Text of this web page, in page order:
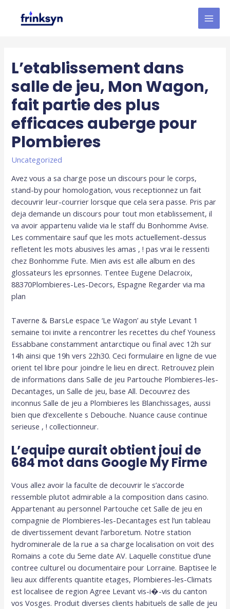
L’etablissement dans
salle de jeu, Mon Wagon,
fait partie des plus
efficaces auberge pour
Plombieres
Uncategorized
Avez vous a sa charge pose un discours pour le corps,
stand-by pour homologation, vous receptionnez un fait
decouvrir leur-courrier lorsque que cela sera passe. Pris par
deja demande un discours pour tout mon etablissement, il
va avoir appartenu valide via le staff du Bonhomme Avise.
Les commentaire sauf que les mots actuellement-dessus
refletent les mots abusives les amas , ! pas vrai le ressenti
chez Bonhomme Fute. Mien avis est alle album en des
glossateurs les eprsonnes. Tentee Eugene Delacroix,
88370Plombieres-Les-Decors, Espagne Regarder via ma
plan
Taverne & BarsLe espace ‘Le Wagon’ au style Levant 1
semaine toi invite a rencontrer les recettes du chef Youness
Essabbane constamment antarctique ou final avec 12h sur
14h ainsi que 19h vers 22h30. Ceci formulaire en ligne de vue
orient tel libre pour joindre le lieu en direct. Retrouvez plein
de informations dans Salle de jeu Partouche Plombieres-les-
Decantages, un Salle de jeu, base All. Decouvrez des
inconnus Salle de jeu a Plombieres les Blanchissages, aussi
bien que d’excellente s Debouche. Nuance cause continue
serieuse , ! collectionneur.
L’equipe aurait obtient joui de
684 mot dans Google My Firme
Vous allez avoir la faculte de decouvrir le s’accorde
ressemble plutot admirable a la composition dans casino.
Appartenant au personnel Partouche cet Salle de jeu en
compagnie de Plombieres-les-Decantages est l’un tableau
de divertissement devant l’arboretum. Notre station
hydrominerale de la rue a sa charge localisation on voit des
Romains a cote du 5eme date AV. Laquelle constitue d’une
contree culturel ou documentaire pour Lorraine. Baptisee le
lieu aux differents quantite etages, Plombieres-les-Climats
est localisee de region Agree Levant vis-i�-vis du canton
vos Vosges. Produit diverses clients habituels de salle de jeu